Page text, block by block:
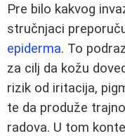
Pre bilo kakvog
stručnjaci
epiderma. To
za cilj da kožu
rizik od iritacija,
te da produže
radova. U tom